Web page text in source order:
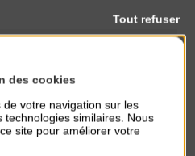
des cookies
votre navigation sur les
technologies similaires. Nous
site pour améliorer votre
Tout refuser